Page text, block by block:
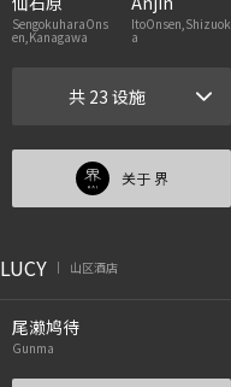
SengokuharaOns
en,Kanagawa
ItoOnsen,Shizuok
a
共 23 设施
关于 界
LUCY 山区酒店
尾濑鸠待
Gunma